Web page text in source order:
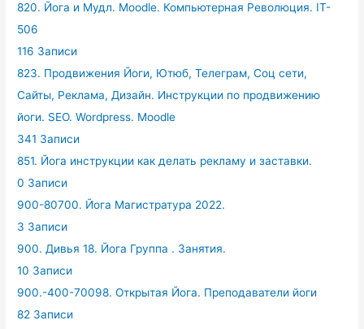
820. Йога и Мудл. Moodle. Компьютерная Революция. IT-
506
116 Записи
823. Продвижения Йоги, Ютюб, Телеграм, Соц сети,
Сайты, Реклама, Дизайн. Инструкции по продвижению
йоги. SEO. Wordpress. Moodle
341 Записи
851. Йога инструкции как делать рекламу и заставки.
0 Записи
900-80700. Йога Магистратура 2022.
3 Записи
900. Дивья 18. Йога Группа . Занятия.
10 Записи
900.-400-70098. Открытая Йога. Преподаватели йоги
82 Записи